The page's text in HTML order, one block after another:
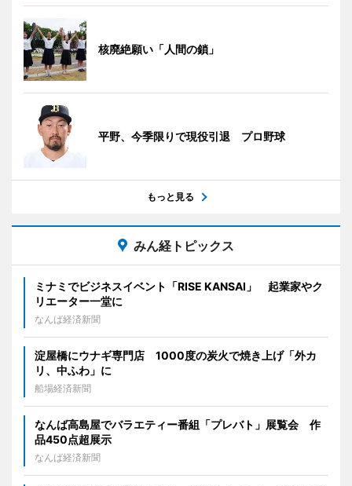
核廃絶願い「人間の鎖」
平野、今季限りで現役引退 プロ野球
もっと見る
みん経トピックス
ミナミでビジネスイベント「RISE KANSAI」 起業家やク
リエーター一堂に
なんば経済新聞
淀屋橋にウナギ専門店 1000度の炭火で焼き上げ「外カ
リ、中ふわ」に
船場経済新聞
なんば高島屋でバラエティー番組「プレバト」展覧会 作
品450点超展示
なんば経済新聞